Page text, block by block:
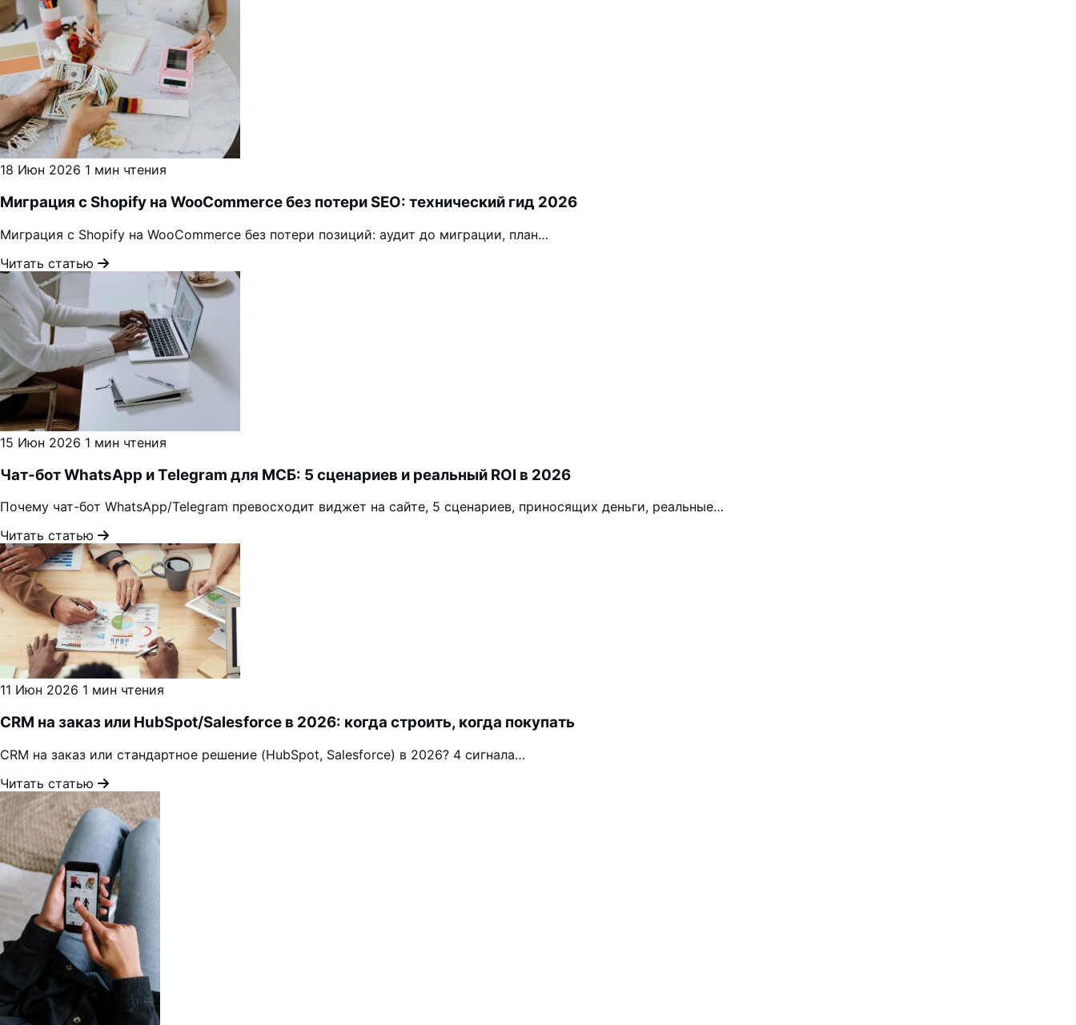
18 Июн 2026 1 мин чтения
Миграция с Shopify на WooCommerce без потери SEO: технический гид 2026
Миграция с Shopify на WooCommerce без потери позиций: аудит до миграции, план…
Читать статью
15 Июн 2026 1 мин чтения
Чат-бот WhatsApp и Telegram для МСБ: 5 сценариев и реальный ROI в 2026
Почему чат-бот WhatsApp/Telegram превосходит виджет на сайте, 5 сценариев, приносящих деньги, реальные…
Читать статью
11 Июн 2026 1 мин чтения
CRM на заказ или HubSpot/Salesforce в 2026: когда строить, когда покупать
CRM на заказ или стандартное решение (HubSpot, Salesforce) в 2026? 4 сигнала…
Читать статью